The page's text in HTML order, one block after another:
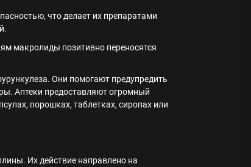
что делает их препаратами
макролиды позитивно переносятся
Они помогают предупредить
Аптеки предоставляют огромный
порошках, таблетках, сиропах или
Их действие направлено на